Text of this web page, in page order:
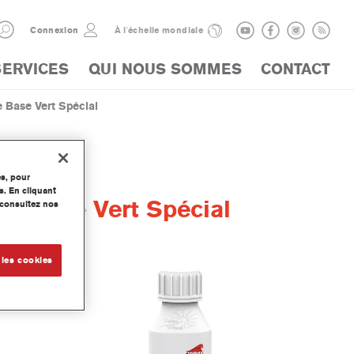
Connexion À l'échelle mondiale
QUI NOUS SOMMES CONTACT
Base Vert Spécial
Base Vert Spécial
Mate
pour
En cliquant
nos
cookies